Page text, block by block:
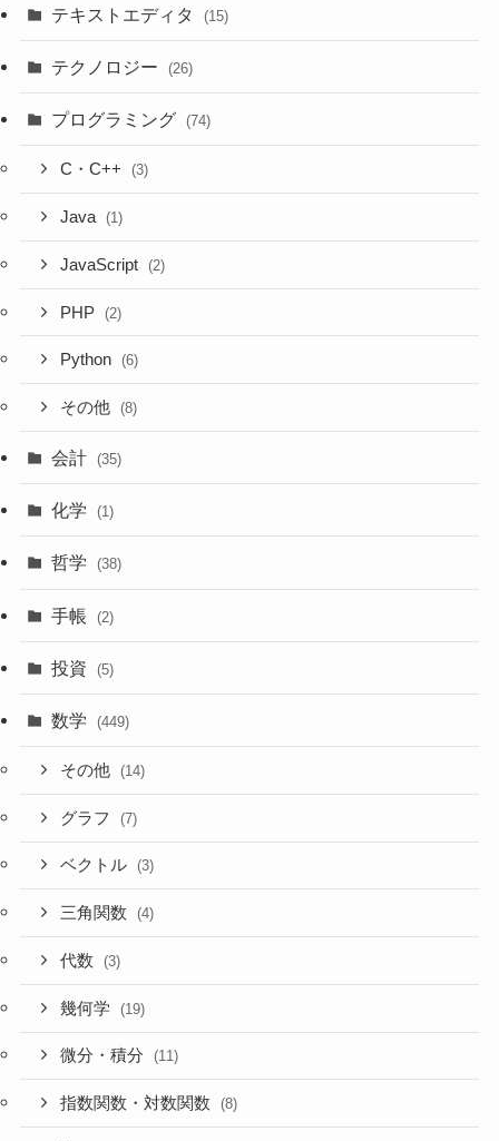
テキストエディタ (15)
テクノロジー (26)
プログラミング (74)
C・C++ (3)
Java (1)
JavaScript (2)
PHP (2)
Python (6)
その他 (8)
会計 (35)
化学 (1)
哲学 (38)
手帳 (2)
投資 (5)
数学 (449)
その他 (14)
グラフ (7)
ベクトル (3)
三角関数 (4)
代数 (3)
幾何学 (19)
微分・積分 (11)
指数関数・対数関数 (8)